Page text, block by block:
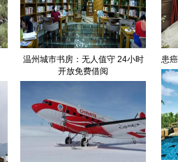
温州城市书房：无人值守 24小时
开放免费借阅
患